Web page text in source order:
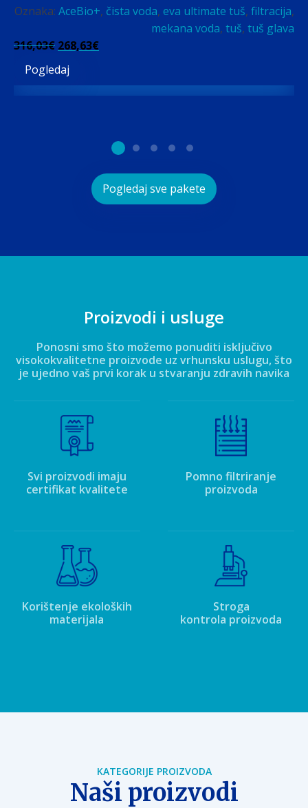
Oznaka: AceBio+, čista voda, eva ultimate tuš, filtracija,
mekana voda, tuš, tuš glava
316,03€ Izvorna
cijena
bila
268,63€
268,63€.
Pogledaj
Pogledaj sve pakete
Proizvodi i usluge
Ponosni smo što možemo ponuditi isključivo
visokokvalitetne proizvode uz vrhunsku uslugu, što
je ujedno vaš prvi korak u stvaranju zdravih navika
Svi proizvodi imaju
certifikat kvalitete
Pomno filtriranje
proizvoda
Korištenje ekoloških
materijala
Stroga
kontrola proizvoda
KATEGORIJE PROIZVODA
Naši proizvodi